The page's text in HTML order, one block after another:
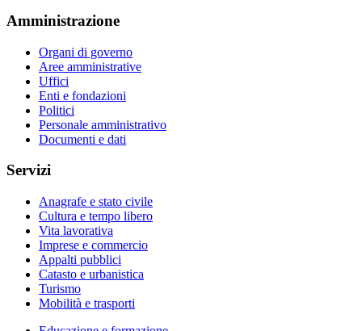
Amministrazione
Organi di governo
Aree amministrative
Uffici
Enti e fondazioni
Politici
Personale amministrativo
Documenti e dati
Servizi
Anagrafe e stato civile
Cultura e tempo libero
Vita lavorativa
Imprese e commercio
Appalti pubblici
Catasto e urbanistica
Turismo
Mobilità e trasporti